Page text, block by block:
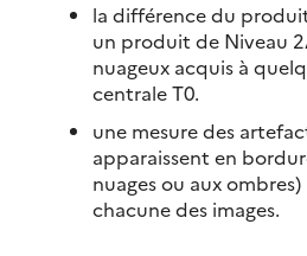
la différence du
un produit de Niveau
nuageux acquis à
centrale T0.
une mesure des
apparaissent en
nuages ou aux
chacune des images.